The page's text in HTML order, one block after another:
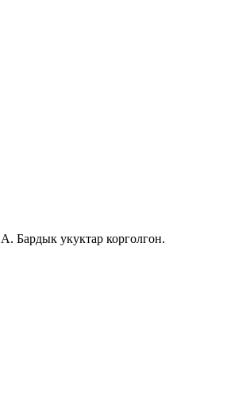
укуктар корголгон.